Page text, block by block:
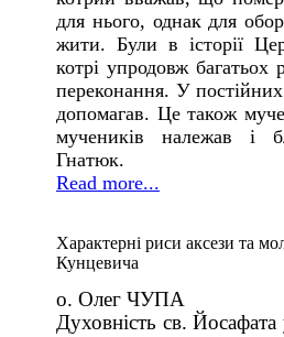
для нього, однак для
жити. Були в історії
котрі упродовж багатьох
переконання. У
допомагав. Це також
мучеників належав і
Гнатюк.
Read more...
Характерні риси аксези та
Кунцевича
о. Олег ЧУПА
Духовність св.